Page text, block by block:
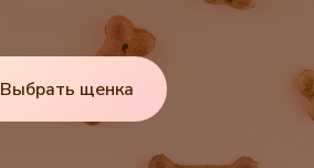
Выбрать щенка